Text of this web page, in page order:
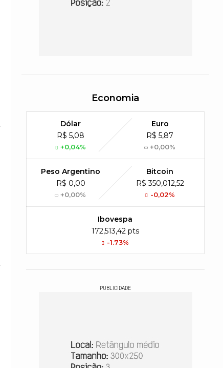
Economia
Dólar
R$ 5,08
+0,04%
Euro
R$ 5,87
+0,00%
Peso Argentino
R$ 0,00
+0,00%
Bitcoin
R$ 350,012,52
-0,02%
Ibovespa
172,513,42 pts
-1.73%
PUBLICIDADE